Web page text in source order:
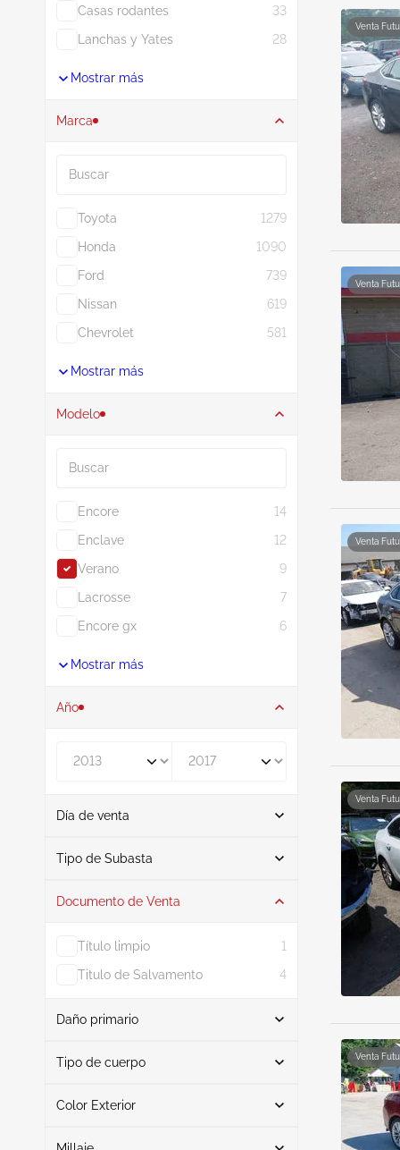
Casas rodantes
33
Lanchas y Yates
28
Mostrar más
Marca
Toyota
1279
Honda
1090
Ford
739
Nissan
619
Chevrolet
581
Mostrar más
Modelo
Encore
14
Enclave
12
Verano
9
Lacrosse
7
Encore gx
6
Mostrar más
Año
Día de venta
De
Tipo de Subasta
Subasta 9
Documento de Venta
Título limpio
1
Titulo de Salvamento
4
Daño primario
Interfaz
2
Tipo de cuerpo
Sedán 9
Color Exterior
Venta
Venta
Venta
Venta
Venta